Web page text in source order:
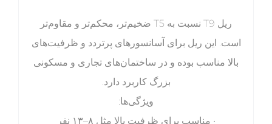
ریل T9 نسبت به T5 ضخیم‌تر، محکم‌تر و مقاوم‌تر
است. این ریل برای آسانسورهای پرتردد و ظرفیت‌های
بالا مناسب بوده و در ساختمان‌های تجاری و مسکونی
بزرگ کاربرد دارد.
ویژگی‌ها:
• مناسب برای ظرفیت بالا مثل ۸–۱۳ نفر